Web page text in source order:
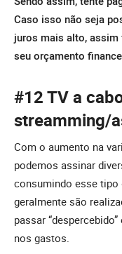
Caso isso não seja
juros mais alto, assim
seu orçamento
#12 TV a
streamming/
Com o aumento na
podemos assinar
consumindo esse tipo
geralmente são
passar
nos gastos.